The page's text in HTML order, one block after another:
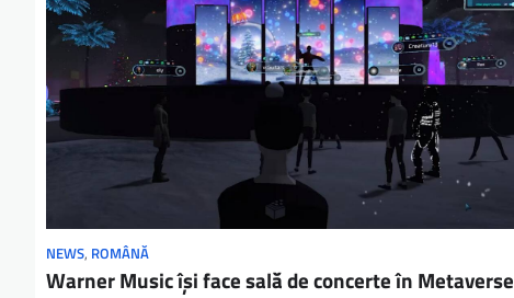
NEWS, ROMÂNĂ
Warner Music își face sală de concerte în Metaverse